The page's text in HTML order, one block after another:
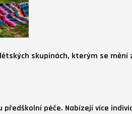
skupinách, kterým se mění
péče. Nabízejí více